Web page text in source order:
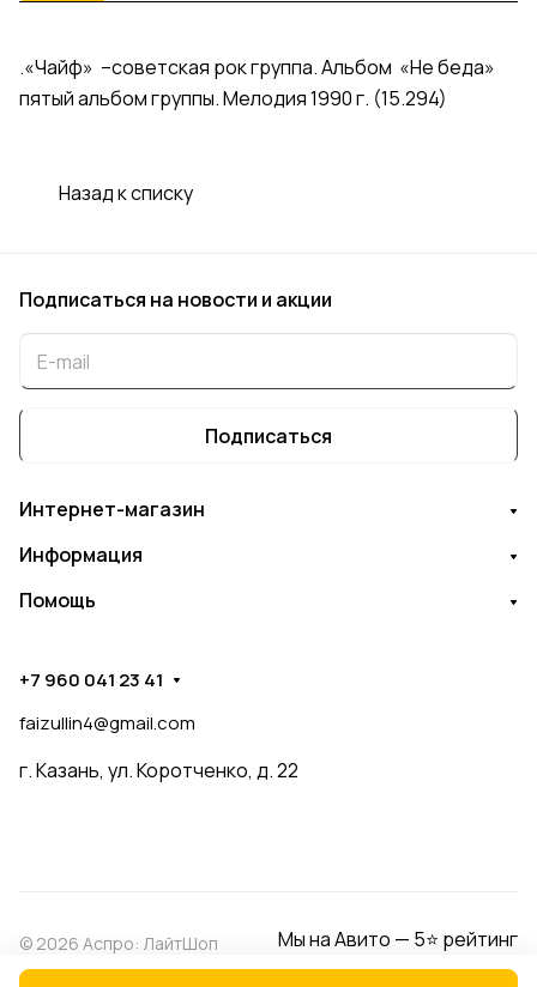
.«Чайф» –советская рок группа. Альбом «Не беда»
пятый альбом группы. Мелодия 1990 г. (15.294)
Назад к списку
Подписаться на новости и акции
Подписаться
Интернет-магазин
Информация
Помощь
+7 960 041 23 41
faizullin4@gmail.com
г. Казань, ул. Коротченко, д. 22
© 2026 Аспро: ЛайтШоп Мы на Авито — 5⭐ рейтинг